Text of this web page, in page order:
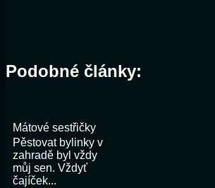
Podobné články:
Mátové sestřičky
Pěstovat bylinky v
zahradě byl vždy
můj sen. Vždyť
čajíček...